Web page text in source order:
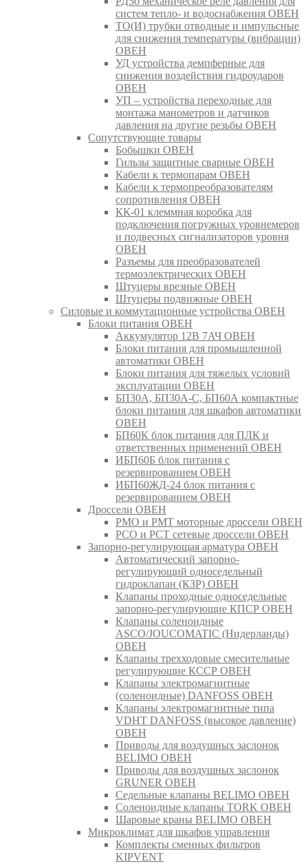
систем тепло- и водоснабжения ОВЕН
ТО(И) трубки отводные и импульсные
для снижения температуры (вибрации)
ОВЕН
УД устройства демпферные для
снижения воздействия гидроударов
ОВЕН
УП – устройства переходные для
монтажа манометров и датчиков
давления на другие резьбы ОВЕН
Сопутствующие товары
Бобышки ОВЕН
Гильзы защитные сварные ОВЕН
Кабели к термопарам ОВЕН
Кабели к термопреобразователям
сопротивления ОВЕН
КК-01 клеммная коробка для
подключения погружных уровнемеров
и подвесных сигнализаторов уровня
ОВЕН
Разъемы для преобразователей
термоэлектрических ОВЕН
Штуцеры врезные ОВЕН
Штуцеры подвижные ОВЕН
Силовые и коммутационные устройства ОВЕН
Блоки питания ОВЕН
Аккумулятор 12В 7АЧ ОВЕН
Блоки питания для промышленной
автоматики ОВЕН
Блоки питания для тяжелых условий
эксплуатации ОВЕН
БП30А, БП30А-С, БП60А компактные
блоки питания для шкафов автоматики
ОВЕН
БП60К блок питания для ПЛК и
ответственных применений ОВЕН
ИБП60Б блок питания с
резервированием ОВЕН
ИБП60ЖД-24 блок питания с
резервированием ОВЕН
Дроссели ОВЕН
РМО и РМТ моторные дроссели ОВЕН
РСО и РСТ сетевые дроссели ОВЕН
Запорно-регулирующая арматура ОВЕН
Автоматический запорно-
регулирующий односедельный
гидроклапан (КЗР) ОВЕН
Клапаны проходные односедельные
запорно-регулирующие КПСР ОВЕН
Клапаны соленоидные
ASCO/JOUCOMATIC (Нидерланды)
ОВЕН
Клапаны трехходовые смесительные
регулирующие КССР ОВЕН
Клапаны электромагнитные
(соленоидные) DANFOSS ОВЕН
Клапаны электромагнитные типа
VDHT DANFOSS (высокое давление)
ОВЕН
Приводы для воздушных заслонок
BELIMO ОВЕН
Приводы для воздушных заслонок
GRUNER ОВЕН
Седельные клапаны BELIMO ОВЕН
Соленоидные клапаны TORK ОВЕН
Шаровые краны BELIMO ОВЕН
Микроклимат для шкафов управления
Комплекты сменных фильтров
KIPVENT